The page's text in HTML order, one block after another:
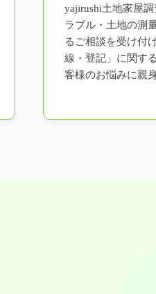
yajirushi土地家屋
ラブル・土地の測
るご相談を受け付
線・登記」に関す
客様のお悩みに親